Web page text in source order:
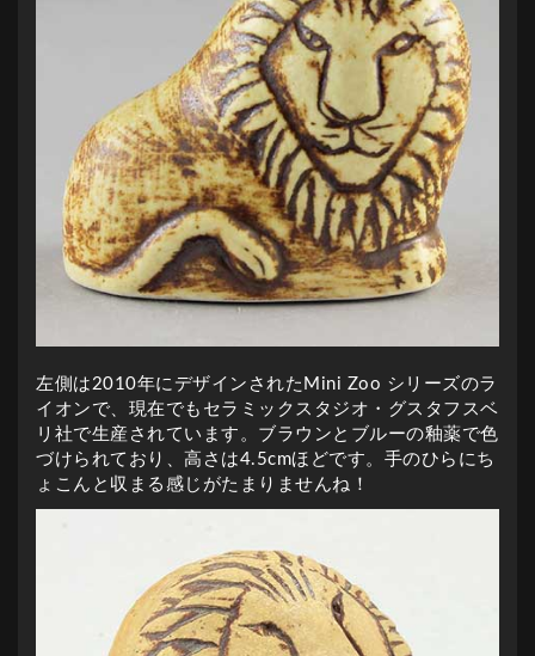
左側は2010年にデザインされたMini Zoo シリーズのラ
イオンで、現在でもセラミックスタジオ・グスタフスベ
リ社で生産されています。ブラウンとブルーの釉薬で色
づけられており、高さは4.5cmほどです。手のひらにち
ょこんと収まる感じがたまりませんね！